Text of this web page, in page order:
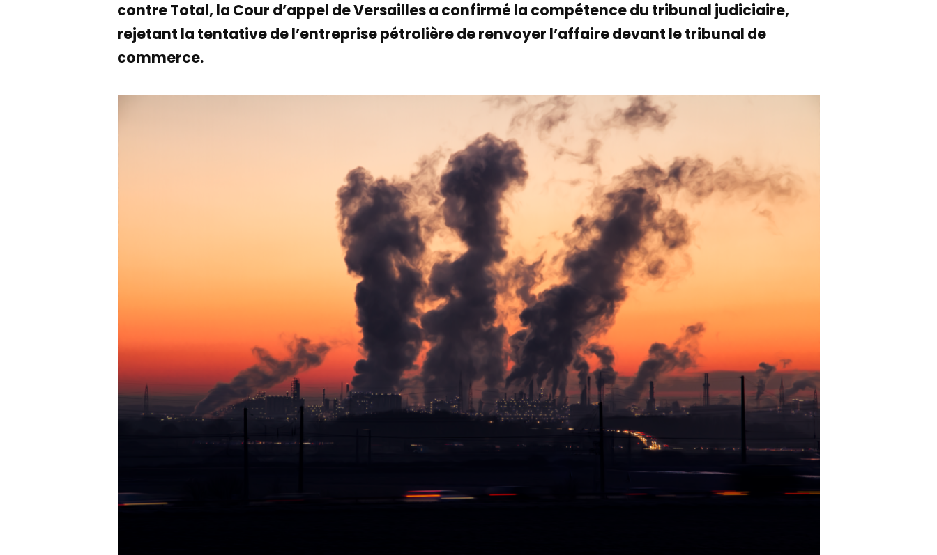
contre Total, la Cour d’appel de Versailles a confirmé la compétence du tribunal judiciaire,
rejetant la tentative de l’entreprise pétrolière de renvoyer l’affaire devant le tribunal de
commerce.